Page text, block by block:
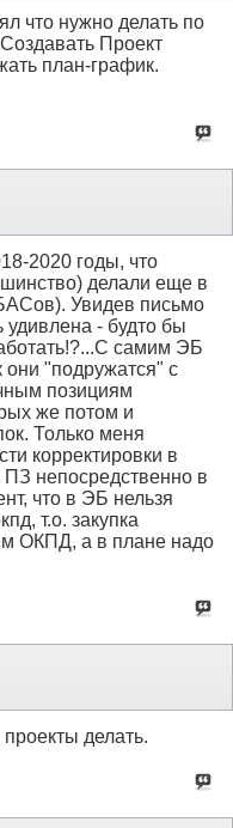
что нужно делать по
Проект
план-график.
2020 годы, что
делали еще в
Увидев письмо
- будто бы
самим ЭБ
они "подружатся" с
позициям
же потом и
Только меня
корректировки в
непосредственно в
что в ЭБ нельзя
т.о. закупка
ОКПД, а в плане надо
делать.